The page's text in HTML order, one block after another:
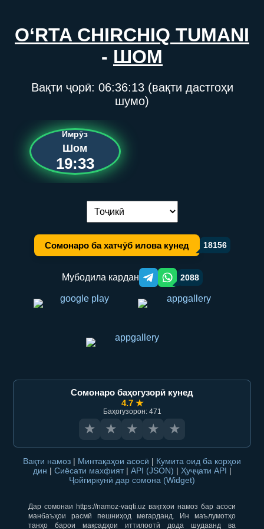
O‘RTA CHIRCHIQ TUMANI
- ШОМ
Вақти ҷорӣ: 06:36:13(вақти дастгоҳи
шумо)
Имрӯз
Шом
19:33
Иваз кардани забон:
Сомонаро ба хатчӯб илова кунед 18156
Мубодила кардан Telegram orqali ulashish
WhatsApp orqali ulashish
2088
Сомонаро баҳогузорӣ кунед
4.7 ★
Баҳогузорон: 471
★ ★ ★ ★ ★
Вақти намоз | Минтақаҳои асосӣ | Кумита оид ба корҳои
дин | Сиёсати махфият | API (JSON) | Ҳуҷҷати API |
Ҷойгиркунӣ дар сомона (Widget)
Дар сомонаи https://namoz-vaqti.uz вақтҳои намоз бар асоси
манбаъҳои расмӣ пешниҳод мегарданд. Ин маълумотҳо
танҳо барои мақсадҳои иттилоотӣ дода шудаанд ва